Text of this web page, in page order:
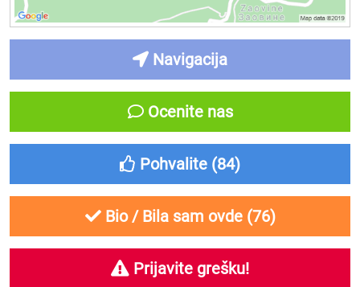
Navigacija
Ocenite nas
Pohvalite (84)
Bio / Bila sam ovde (76)
Prijavite grešku!